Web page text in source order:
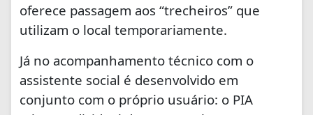
oferece passagem aos “trecheiros” que
utilizam o local temporariamente.
Já no acompanhamento técnico com o
assistente social é desenvolvido em
conjunto com o próprio usuário: o PIA